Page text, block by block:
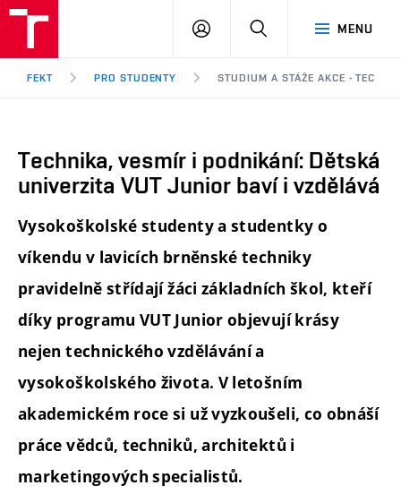
Brno
MENU
PŘIHLÁSIT
FEKT PRO STUDENTY STUDIUM A STÁŽE AKCE -
Technika, vesmír i podnikání: Dětská
univerzita VUT Junior baví i vzdělává
Vysokoškolské studenty a studentky o
víkendu v lavicích brněnské techniky
pravidelně střídají žáci základních škol, kteří
díky programu VUT Junior objevují krásy
nejen technického vzdělávání a
vysokoškolského života. V letošním
akademickém roce si už vyzkoušeli, co obnáší
práce vědců, techniků, architektů i
marketingových specialistů.